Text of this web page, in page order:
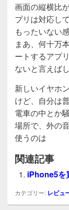
画面の縦横比
プリは対応し
もったいない
まあ、何十万
ートするアプ
ないと言えば
新しいイヤホ
けど、自分は
電車の中とか
場所で、外の
使うのは
関連記事
iPhone5を
カテゴリー: レビュ